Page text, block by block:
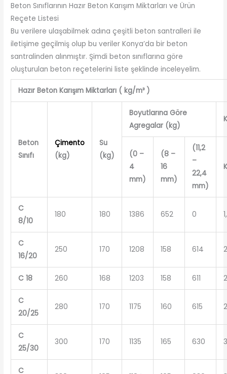
Beton Sınıflarının Hazır Beton Karışım Miktarları ve Ürün
Reçete Listesi
Bu verilere ulaşabilmek adına çeşitli beton santralleri ile
iletişime geçilmiş olup bu veriler Konya’da bir beton
santralinden alınmıştır. Şimdi beton sınıflarına göre
oluşturulan beton reçetelerini liste şeklinde inceleyelim.
Hazır Beton Karışım Miktarları ( kg/m³ )
Beton
Sınıfı
Çimento
(kg)
Su
(kg)
Boyutlarına Göre
Agregalar (kg)
(0 –
4
mm)
(8 –
16
mm)
(11,2
–
22,4
mm)
C
8/10
180 180 1386 652 0
C
16/20
250 170 1208 158 614
C 18 260 168 1203 158 611
C
20/25
280 170 1175 160 615
C
25/30
300 170 1135 165 630
C